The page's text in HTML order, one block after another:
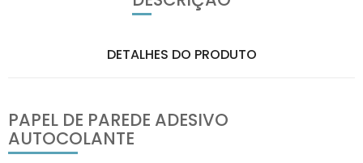
DETALHES DO PRODUTO
PAPEL DE PAREDE ADESIVO
AUTOCOLANTE